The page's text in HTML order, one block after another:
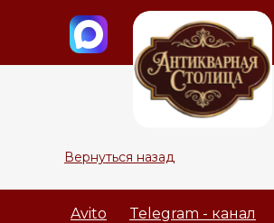
Вернуться назад
Avito Telegram - канал